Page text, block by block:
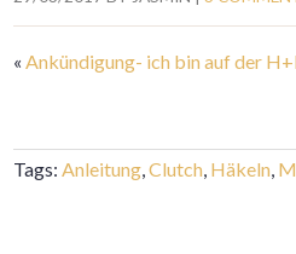
« Ankündigung- ich bin auf der
Tags: Anleitung ,Clutch Häkeln